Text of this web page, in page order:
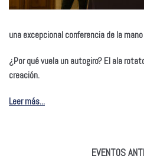
una excepcional conferencia de la
¿Por qué vuela un autogiro? El ala
creación.
Leer más...
EVENTOS